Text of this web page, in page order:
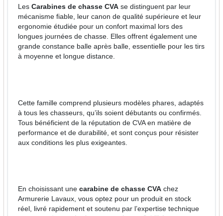
LesCarabines de chasse CVA se distinguent par leur
mécanisme fiable, leur canon de qualité supérieure et leur
ergonomie étudiée pour un confort maximal lors des
longues journées de chasse. Elles offrent également une
grande constance balle après balle, essentielle pour les tirs
à moyenne et longue distance.
Cette famille comprend plusieurs modèles phares, adaptés
à tous les chasseurs, qu’ils soient débutants ou confirmés.
Tous bénéficient de la réputation de CVA en matière de
performance et de durabilité, et sont conçus pour résister
aux conditions les plus exigeantes.
En choisissant unecarabine de chasse CVA chez
Armurerie Lavaux, vous optez pour un produit en stock
réel, livré rapidement et soutenu par l’expertise technique